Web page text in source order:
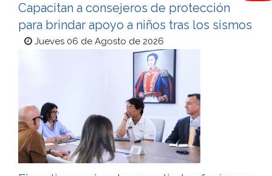
Capacitan a consejeros de protección
para brindar apoyo a niños tras los sismos
Jueves 06 de Agosto de 2026